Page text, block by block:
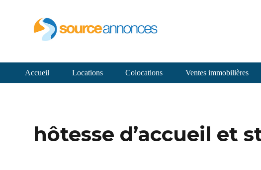
Accueil Locations Colocations Ventes immobilières
hôtesse d’accueil et